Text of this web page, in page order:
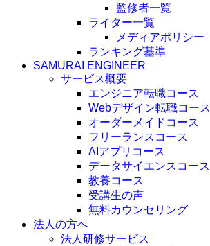
監修者一覧
ライター一覧
メディアポリシー
ランキング基準
SAMURAI ENGINEER
サービス概要
エンジニア転職コース
Webデザイン転職コース
オーダーメイドコース
フリーランスコース
AIアプリコース
データサイエンスコース
教養コース
受講生の声
無料カウンセリング
法人の方へ
法人研修サービス